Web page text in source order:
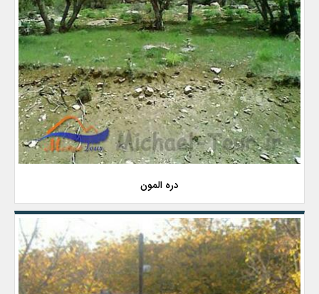
دره المون